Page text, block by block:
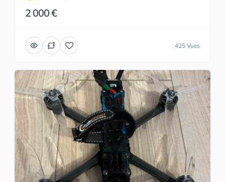
2 000 €
425 Vues